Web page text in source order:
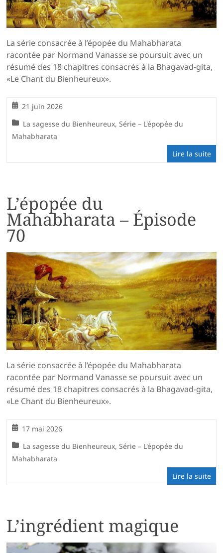
La série consacrée à l’épopée du Mahabharata
racontée par Normand Vanasse se poursuit avec un
résumé des 18 chapitres consacrés à la Bhagavad-gita,
«Le Chant du Bienheureux».
21 juin 2026
La sagesse du Bienheureux,Série – L'épopée du
Mahabharata
Lire la suite
L’épopée du
Mahabharata – Épisode
70
La série consacrée à l’épopée du Mahabharata
racontée par Normand Vanasse se poursuit avec un
résumé des 18 chapitres consacrés à la Bhagavad-gita,
«Le Chant du Bienheureux».
17 mai 2026
La sagesse du Bienheureux,Série – L'épopée du
Mahabharata
Lire la suite
L’ingrédient magique